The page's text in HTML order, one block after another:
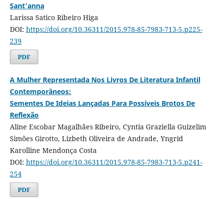
Sant’anna
Larissa Satico Ribeiro Higa
DOI: https://doi.org/10.36311/2015.978-85-7983-713-5.p225-
239
PDF
A Mulher Representada Nos Livros De Literatura Infantil
Contemporâneos:
Sementes De Ideias Lançadas Para Possíveis Brotos De
Reflexão
Aline Escobar Magalhães Ribeiro, Cyntia Graziella Guizelim
Simões Girotto, Lizbeth Oliveira de Andrade, Yngrid
Karolline Mendonça Costa
DOI: https://doi.org/10.36311/2015.978-85-7983-713-5.p241-
254
PDF